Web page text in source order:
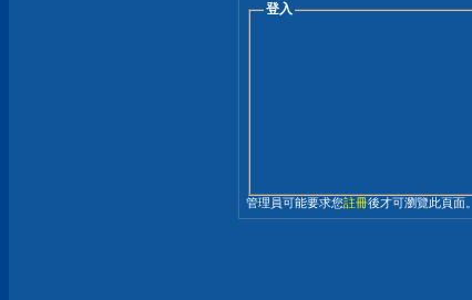
登入
管理員可能要求您註冊後才可瀏覽此頁面。